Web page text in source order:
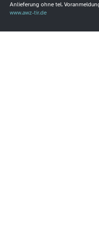
Anlieferung ohne tel.
www.awz-tir.de